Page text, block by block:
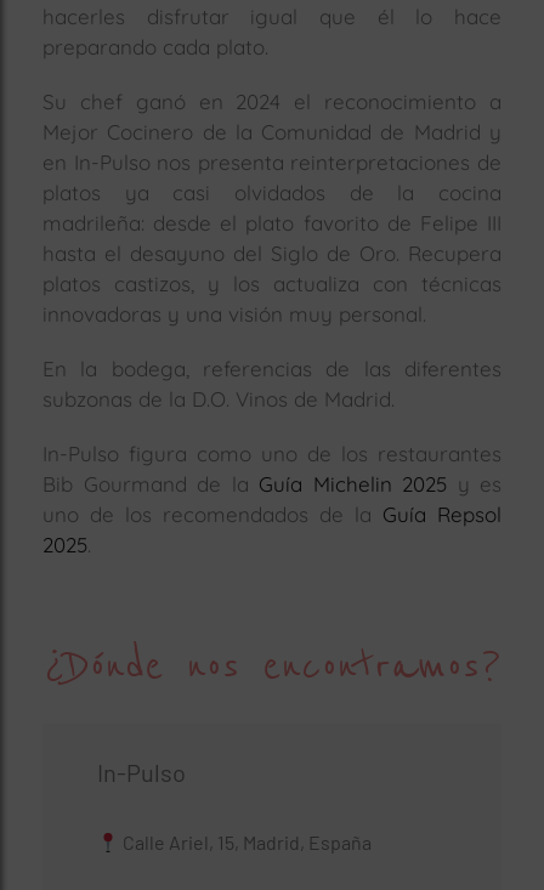
hacerles disfrutar igual que él lo hace
preparando cada plato.
Su chef ganó en 2024 el reconocimiento a
Mejor Cocinero de la Comunidad de Madrid y
en In-Pulso nos presenta reinterpretaciones de
platos ya casi olvidados de la cocina
madrileña: desde el plato favorito de Felipe III
hasta el desayuno del Siglo de Oro. Recupera
platos castizos, y los actualiza con técnicas
innovadoras y una visión muy personal.
En la bodega, referencias de las diferentes
subzonas de la D.O. Vinos de Madrid.
In-Pulso figura como uno de los restaurantes
Bib Gourmand de la Guía Michelin 2025 y es
uno de los recomendados de la Guía Repsol
2025
¿Dónde nos encontramos?
In-Pulso
Calle Ariel, 15, Madrid, España